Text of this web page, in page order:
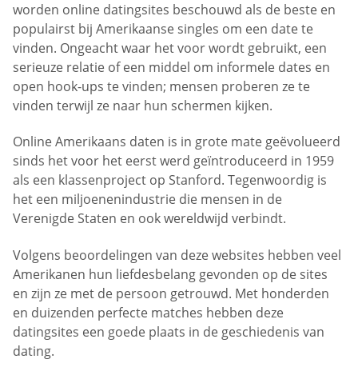
worden online datingsites beschouwd als de beste en
populairst bij Amerikaanse singles om een date te
vinden. Ongeacht waar het voor wordt gebruikt, een
serieuze relatie of een middel om informele dates en
open hook-ups te vinden; mensen proberen ze te
vinden terwijl ze naar hun schermen kijken.
Online Amerikaans daten is in grote mate geëvolueerd
sinds het voor het eerst werd geïntroduceerd in 1959
als een klassenproject op Stanford. Tegenwoordig is
het een miljoenenindustrie die mensen in de
Verenigde Staten en ook wereldwijd verbindt.
Volgens beoordelingen van deze websites hebben veel
Amerikanen hun liefdesbelang gevonden op de sites
en zijn ze met de persoon getrouwd. Met honderden
en duizenden perfecte matches hebben deze
datingsites een goede plaats in de geschiedenis van
dating.